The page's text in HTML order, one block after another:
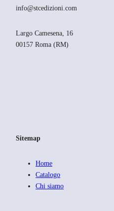
info@stcedizioni.com
Largo Camesena, 16
00157 Roma (RM)
Sitemap
Home
Catalogo
Chi siamo